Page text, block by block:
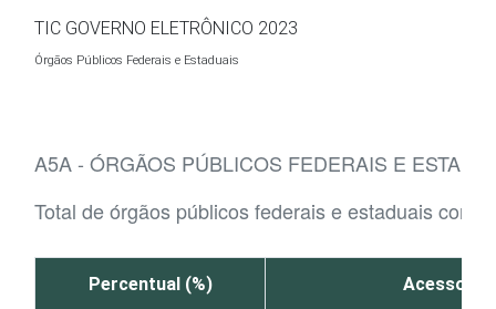
TIC GOVERNO ELETRÔNICO 2023
Órgãos Públicos Federais e Estaduais
A5A - ÓRGÃOS PÚBLICOS FEDERAIS E
Total de órgãos públicos federais e estaduais com
Percentual (%) Acesso